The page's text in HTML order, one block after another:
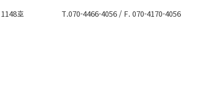
호 T.070-4466-4056 / F. 070-4170-4056